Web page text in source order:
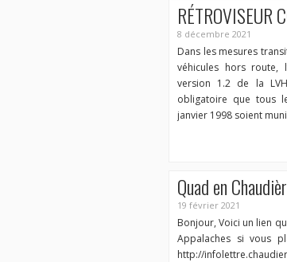
RÉTROVISEUR
8 décembre 2021
Dans les mesures
véhicules hors route,
version 1.2 de la
obligatoire que tous
janvier 1998 soient
Quad en
19 février 2021
Bonjour, Voici un lien
Appalaches si vous
http://